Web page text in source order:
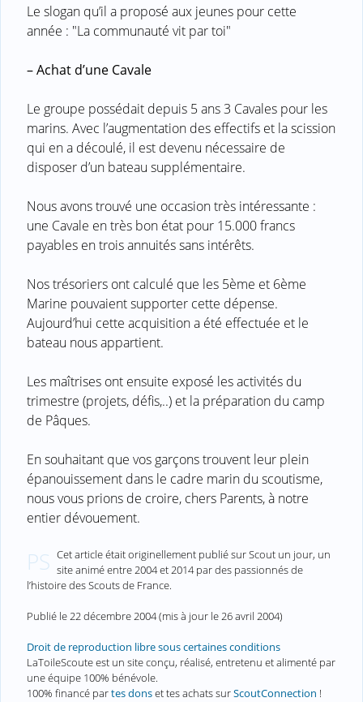
Le slogan qu’il a proposé aux jeunes pour cette
année : "La communauté vit par toi"
–Achat d’une Cavale
Le groupe possédait depuis 5 ans 3 Cavales pour les
marins. Avec l’augmentation des effectifs et la scission
qui en a découlé, il est devenu nécessaire de
disposer d’un bateau supplémentaire.
Nous avons trouvé une occasion très intéressante :
une Cavale en très bon état pour 15.000 francs
payables en trois annuités sans intérêts.
Nos trésoriers ont calculé que les 5ème et 6ème
Marine pouvaient supporter cette dépense.
Aujourd’hui cette acquisition a été effectuée et le
bateau nous appartient.
Les maîtrises ont ensuite exposé les activités du
trimestre (projets, défis,..) et la préparation du camp
de Pâques.
En souhaitant que vos garçons trouvent leur plein
épanouissement dans le cadre marin du scoutisme,
nous vous prions de croire, chers Parents, à notre
entier dévouement.
PS Cet article était originellement publié sur Scout un jour, un
site animé entre 2004 et 2014 par des passionnés de
l’histoire des Scouts de France.
Publié le22 décembre 2004(mis à jour le26 avril 2004)
Droit de reproduction libre sous certaines conditions
LaToileScoute est un site conçu, réalisé, entretenu et alimenté par
une équipe 100% bénévole.
100% financé partes donset tes achats surScoutConnection !